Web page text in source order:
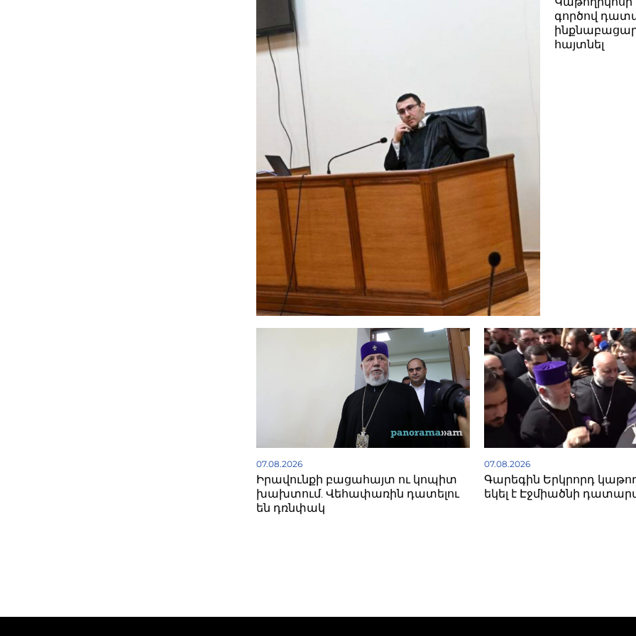
գործով
հայտնել
07.08.2026
Իրավունքի բացահայտ ու կոպիտ
խախտում. Վեհափառին դատելու
են դռնփակ
07.08.2026
Գարեգին Երկրորդ
եկել է Էջմիածնի